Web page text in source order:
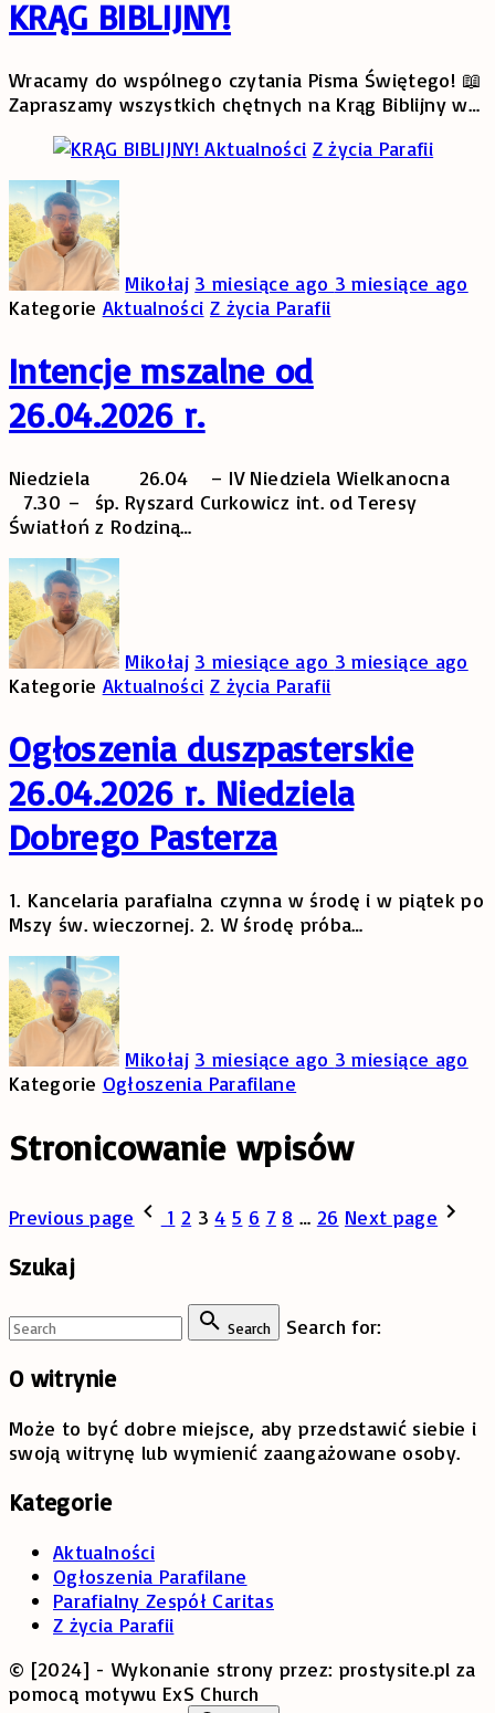
KRĄG BIBLIJNY!
Wracamy do wspólnego czytania Pisma Świętego! 📖
Zapraszamy wszystkich chętnych na Krąg Biblijny w…
Aktualności Z życia Parafii
Mikołaj 3 miesiące ago 3 miesiące ago
Kategorie Aktualności Z życia Parafii
Intencje mszalne od
26.04.2026 r.
Niedziela 26.04 – IV Niedziela Wielkanocna
7.30 – śp. Ryszard Curkowicz int. od Teresy
Światłoń z Rodziną…
Mikołaj 3 miesiące ago 3 miesiące ago
Kategorie Aktualności Z życia Parafii
Ogłoszenia duszpasterskie
26.04.2026 r. Niedziela
Dobrego Pasterza
1. Kancelaria parafialna czynna w środę i w piątek po
Mszy św. wieczornej. 2. W środę próba…
Mikołaj 3 miesiące ago 3 miesiące ago
Kategorie Ogłoszenia Parafilane
Stronicowanie wpisów
Previous page 1 2 3 4 5 6 7 8 … 26 Next page
Szukaj
Search Search for:
O witrynie
Może to być dobre miejsce, aby przedstawić siebie i
swoją witrynę lub wymienić zaangażowane osoby.
Kategorie
Aktualności
Ogłoszenia Parafilane
Parafialny Zespół Caritas
Z życia Parafii
© [2024] - Wykonanie strony przez: prostysite.pl za
pomocą motywu ExS Church